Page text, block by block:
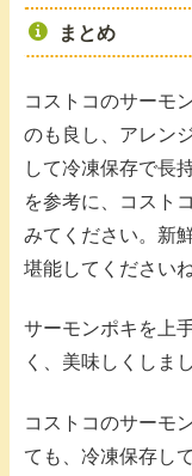
まとめ
コストコのサーモ
のも良し、アレン
して冷凍保存で長
を参考に、コスト
みてください。新
堪能してくださいね
サーモンポキを上
く、美味しくしま
コストコのサーモ
ても、冷凍保存し